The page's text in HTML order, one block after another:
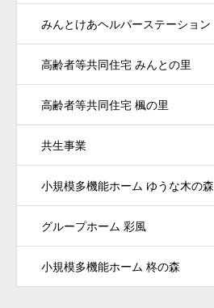
みんとけあヘルパーステーション
高齢者等共同住宅 みんとの里
高齢者等共同住宅 楓の里
共生事業
小規模多機能ホーム ゆうな木の森
グループホーム 彩風
小規模多機能ホーム 柊の森